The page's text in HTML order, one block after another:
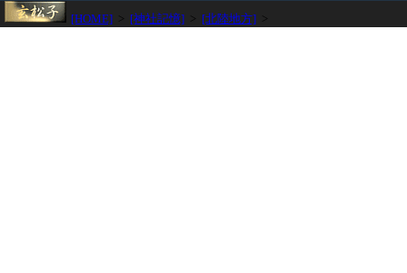
[HOME] [神社記憶] [北陸地方]